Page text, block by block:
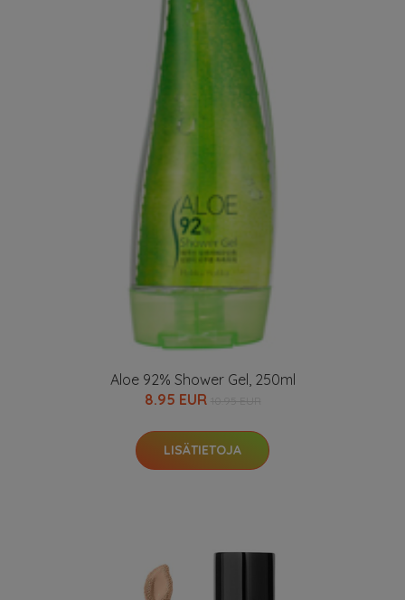
Aloe 92% Shower Gel, 250ml
8.95 EUR
LISÄTIETOJA